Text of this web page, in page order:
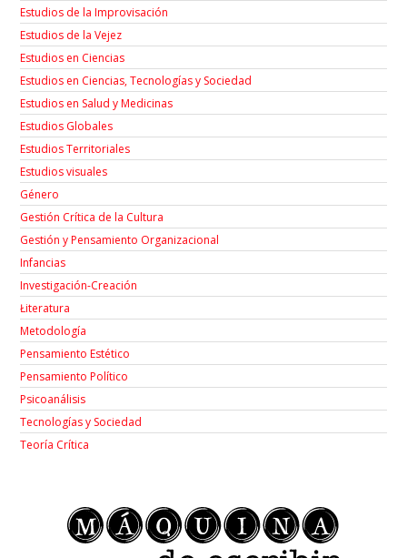
Estudios de la Improvisación
Estudios de la Vejez
Estudios en Ciencias
Estudios en Ciencias, Tecnologías y Sociedad
Estudios en Salud y Medicinas
Estudios Globales
Estudios Territoriales
Estudios visuales
Género
Gestión Crítica de la Cultura
Gestión y Pensamiento Organizacional
Infancias
Investigación-Creación
Łiteratura
Metodología
Pensamiento Estético
Pensamiento Político
Psicoanálisis
Tecnologías y Sociedad
Teoría Crítica